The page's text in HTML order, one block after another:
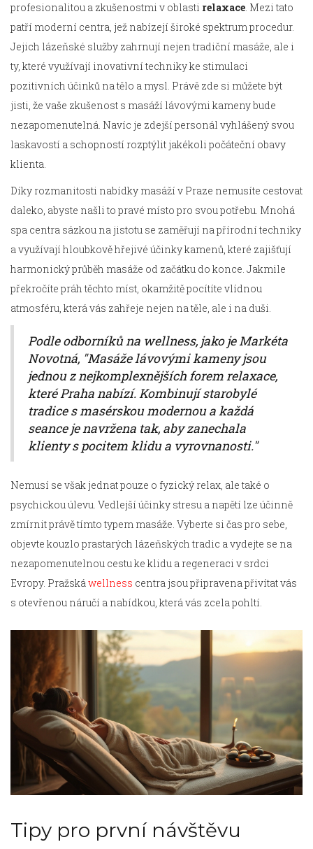
profesionalitou a zkušenostmi v oblasti relaxace. Mezi tato
patří moderní centra, jež nabízejí široké spektrum procedur.
Jejich lázeňské služby zahrnují nejen tradiční masáže, ale i
ty, které využívají inovativní techniky ke stimulaci
pozitivních účinků na tělo a mysl. Právě zde si můžete být
jisti, že vaše zkušenost s masáží lávovými kameny bude
nezapomenutelná. Navíc je zdejší personál vyhlášený svou
laskavostí a schopností rozptýlit jakékoli počáteční obavy
klienta.
Díky rozmanitosti nabídky masáží v Praze nemusíte cestovat
daleko, abyste našli to pravé místo pro svou potřebu. Mnohá
spa centra sázkou na jistotu se zaměřují na přírodní techniky
a využívají hloubkově hřejivé účinky kamenů, které zajišťují
harmonický průběh masáže od začátku do konce. Jakmile
překročíte práh těchto míst, okamžitě pocítíte vlídnou
atmosféru, která vás zahřeje nejen na těle, ale i na duši.
Podle odborníků na wellness, jako je Markéta
Novotná, "Masáže lávovými kameny jsou
jednou z nejkomplexnějších forem relaxace,
které Praha nabízí. Kombinují starobylé
tradice s masérskou modernou a každá
seance je navržena tak, aby zanechala
klienty s pocitem klidu a vyrovnanosti."
Nemusí se však jednat pouze o fyzický relax, ale také o
psychickou úlevu. Vedlejší účinky stresu a napětí lze účinně
zmírnit právě tímto typem masáže. Vyberte si čas pro sebe,
objevte kouzlo prastarých lázeňských tradic a vydejte se na
nezapomenutelnou cestu ke klidu a regeneraci v srdci
Evropy. Pražskáwellness centra jsou připravena přivítat vás
s otevřenou náručí a nabídkou, která vás zcela pohltí.
Tipy pro první návštěvu